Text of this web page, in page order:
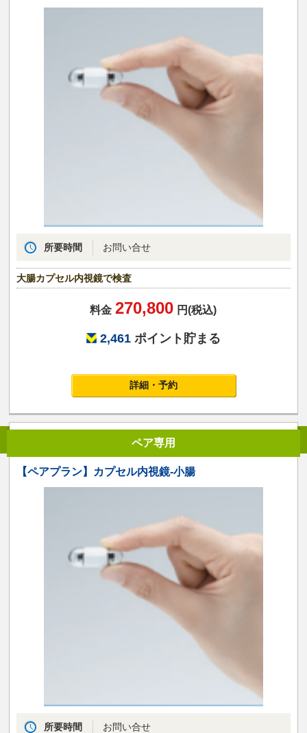
所要時間 お問い合せ
大腸カプセル内視鏡で検査
料金 270,800 円(税込)
2,461ポイント貯まる
詳細・予約
ペア専用
【ペアプラン】カプセル内視鏡-小腸
所要時間 お問い合せ